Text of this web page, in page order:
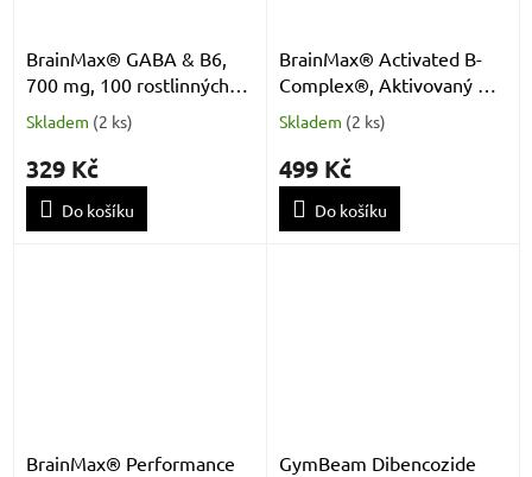
BrainMax® GABA & B6,
700 mg, 100 rostlinných
kapslí
Skladem (2 ks)
329 Kč
Do košíku
BrainMax® Activated B-
Complex®, Aktivovaný B
Komplex, 90 rostlinných
kapslí
Skladem (2 ks)
499 Kč
Do košíku
BrainMax® Performance
GymBeam Dibencozide